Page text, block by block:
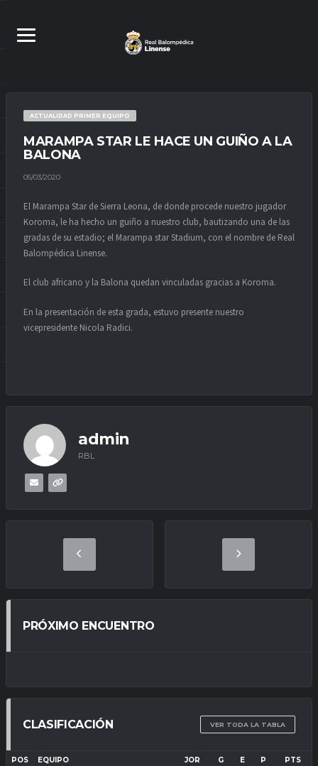
ACTUALIDAD PRIMER EQUIPO
MARAMPA STAR LE HACE UN GUIÑO A LA
BALONA
05/03/2020
El Marampa Star de Sierra Leona, de donde procede nuestro jugador
Koroma, le ha hecho un guiño a nuestro club, bautizando una de las
gradas de su estadio; el Marampa star Stadium, con el nombre de Real
Balompédica Linense.
El club africano y la Balona quedan vinculadas gracias a Koroma.
En la presentación de esta grada, estuvo presente nuestro
vicepresidente Nicola Radici.
admin
RBL
PRÓXIMO ENCUENTRO
CLASIFICACIÓN VER TODA LA TABLA
POS EQUIPO JOR G E P PTS